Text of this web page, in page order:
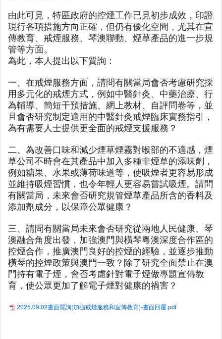
由此可見，特區政府的控煙工作已見初步成效，印證
現行各項措施方向正確，但仍有優化空間，尤其在宣
傳教育、戒煙服務、琴澳聯動、煙草產品的進一步規
管等方面。
為此，本人提出以下質詢：
一、在戒煙服務方面，請問有關當局會否考慮研究採
用多元化的戒煙方式，例如中醫針灸、中藥治療、行
為輔導、簡短干預措施、網上教材、自評問卷等，並
且會否研究制定適用的中醫針灸戒煙臨床實務指引，
為有需要人士提供更全面的戒煙支援服務？
二、為改善口味和減少煙草煙霧對喉部的不適感，煙
草公司不時會在其產品中加入多種非煙草的添味劑，
例如糖果、水果或薄荷味道等，使吸煙者更容易形成
並維持吸煙習慣，也令年輕人更容易嘗試吸煙。請問
有關當局，未來會否研究規管煙草產品所含的香料及
添加劑成分，以保障公眾健康？
三、請問有關當局未來會否研究從兩地人民健康、琴
澳融合角度出發，加強澳門與橫琴粵澳深度合作區的
控煙合作，推廣澳門良好的控煙的經驗，並逐步推動
橫琴的控煙政策與澳門一致？除了研究全面禁止在澳
門持有電子煙，會否考慮針對電子煙做專題宣傳教
育，使公眾更加了解電子煙對健康的禍害？
2025.09.02書面質詢(加強戒煙服務和宣傳教育)-書面回覆.pdf